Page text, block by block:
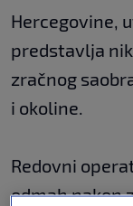
Hercegovine,
predstavlja
zračnog
i okoline.
Redovni
odmah nakon